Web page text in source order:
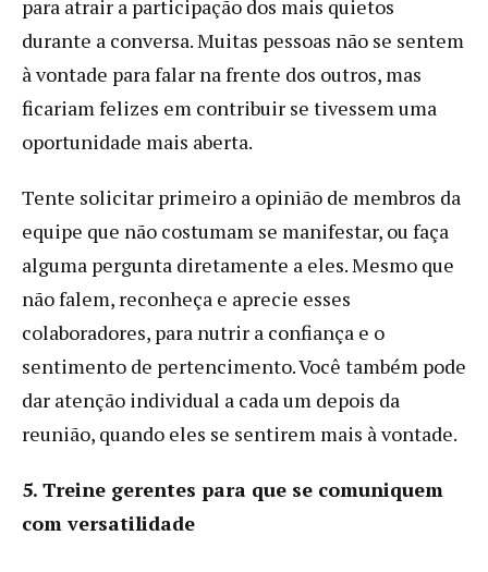
para atrair a participação dos mais quietos
durante a conversa. Muitas pessoas não se sentem
à vontade para falar na frente dos outros, mas
ficariam felizes em contribuir se tivessem uma
oportunidade mais aberta.
Tente solicitar primeiro a opinião de membros da
equipe que não costumam se manifestar, ou faça
alguma pergunta diretamente a eles. Mesmo que
não falem, reconheça e aprecie esses
colaboradores, para nutrir a confiança e o
sentimento de pertencimento. Você também pode
dar atenção individual a cada um depois da
reunião, quando eles se sentirem mais à vontade.
5. Treine gerentes para que se comuniquem
com versatilidade